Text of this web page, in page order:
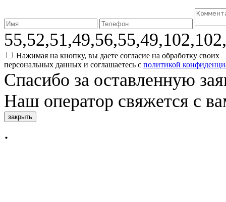
Нажимая на кнопку, вы даете согласие на обработку своих
персональных данных и соглашаетесь с политикой
Спасибо за оставленную
Наш оператор свяжется с
закрыть
.